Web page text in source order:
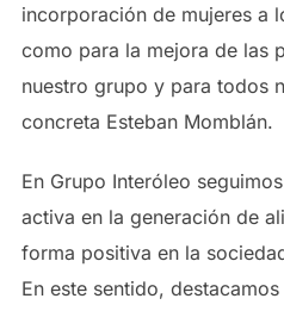
incorporación de mujeres a
como para la mejora de las
nuestro grupo y para todos
concreta Esteban Momblán.
En Grupo Interóleo
activa en la generación de
forma positiva en la
En este sentido,